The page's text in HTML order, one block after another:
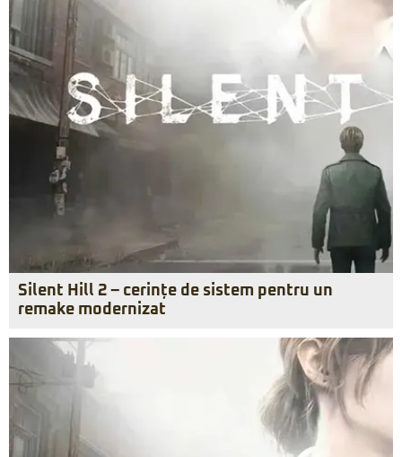
Silent Hill 2 – cerințe de sistem pentru un
remake modernizat